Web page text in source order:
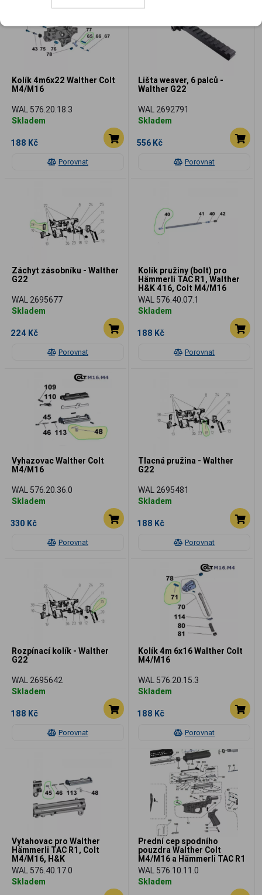
Porovnat
Kolík 4m6x22 Walther Colt
M4/M16
WAL 576.20.18.3
Skladem
188 Kč
Porovnat
Lišta weaver, 6 palců -
Walther G22
WAL 2692791
Skladem
556 Kč
Porovnat
Záchyt zásobníku - Walther
G22
WAL 2695677
Skladem
224 Kč
Porovnat
Kolík pružiny (bolt) pro
Hämmerli TAC R1, Walther
H&K 416, Colt M4/M16
WAL 576.40.07.1
Skladem
188 Kč
Porovnat
Vyhazovac Walther Colt
M4/M16
WAL 576.20.36.0
Skladem
330 Kč
Porovnat
Tlacná pružina - Walther
G22
WAL 2695481
Skladem
188 Kč
Porovnat
Rozpínací kolík - Walther
G22
WAL 2695642
Skladem
188 Kč
Porovnat
Kolík 4m 6x16 Walther Colt
M4/M16
WAL 576.20.15.3
Skladem
188 Kč
Vytahovac pro Walther
Hämmerli TAC R1, Colt
M4/M16, H&K
WAL 576.40.17.0
Skladem
Prední cep spodního
pouzdra Walther Colt
M4/M16 a Hämmerli TAC R1
WAL 576.10.11.0
Skladem